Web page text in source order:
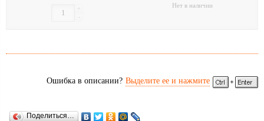
-
+ Нет в наличии
Ошибка в описании? Выделите ее и нажмите
Поделиться…